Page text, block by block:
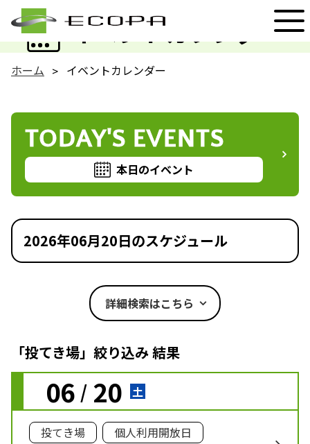
イベントカレンダー
EVENT
ホーム イベントカレンダー
TODAY'S EVENTS
本日のイベント
2026年06月20日のスケジュール
詳細検索はこちら
「投てき場」絞り込み 結果
06 / 20 土
投てき場 個人利用開放日